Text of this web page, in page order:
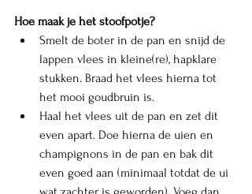
Hoe maak je het stoofpotje?
Smelt de boter in de pan en snijd de
lappen vlees in kleine(re), hapklare
stukken. Braad het vlees hierna tot
het mooi goudbruin is.
Haal het vlees uit de pan en zet dit
even apart. Doe hierna de uien en
champignons in de pan en bak dit
even goed aan (minimaal totdat de ui